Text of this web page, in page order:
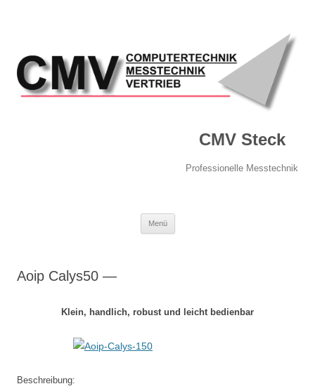
CMV Steck
Professionelle Messtechnik
Menü
Aoip Calys50 —
Klein, handlich, robust und leicht bedienbar
Beschreibung: